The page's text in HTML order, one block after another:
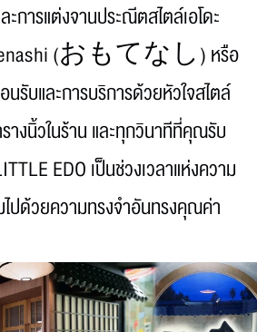
ารแต่งจานประณีตสไตล์เอโดะ
(おもてなし) หรือ
บและการบริการด้วยหัวใจสไตล์
งนิ้วในร้าน และทุกวินาทีที่คุณรับ
EDO เป็นช่วงเวลาแห่งความ
ปด้วยความทรงจำอันทรงคุณค่า